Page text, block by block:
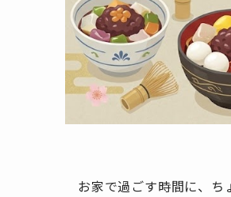
お家で過ごす時間に、